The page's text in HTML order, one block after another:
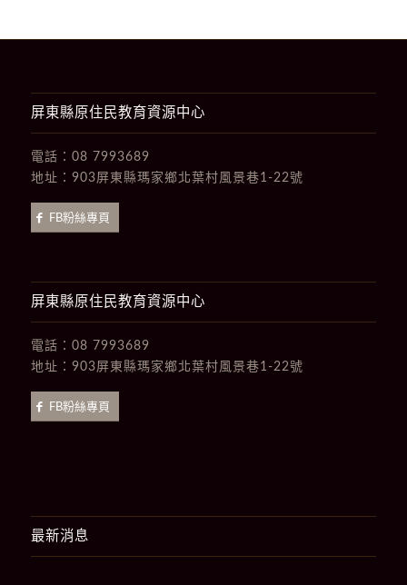
屏東縣原住民教育資源中心
電話： 08 7993689
地址： 903屏東縣瑪家鄉北葉村風景巷1-22號
FB粉絲專頁
屏東縣原住民教育資源中心
電話： 08 7993689
地址： 903屏東縣瑪家鄉北葉村風景巷1-22號
FB粉絲專頁
最新消息